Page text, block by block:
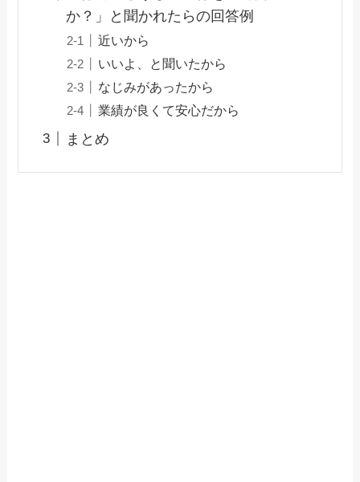
か？」と聞かれたらの回答例
近いから
いいよ、と聞いたから
なじみがあったから
業績が良くて安心だから
まとめ